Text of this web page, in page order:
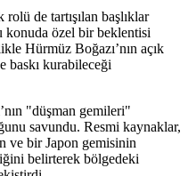
de tartışılan başlıklar
konuda özel bir beklentisi
Hürmüz Boğazı’nın açık
baskı kurabileceği
"düşman gemileri"
savundu. Resmi kaynaklar,
ve bir Japon gemisinin
belirterek bölgedeki